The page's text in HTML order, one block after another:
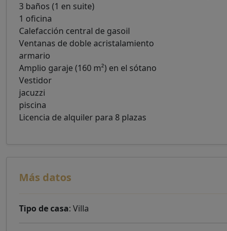
3 baños (1 en suite)
1 oficina
Calefacción central de gasoil
Ventanas de doble acristalamiento
armario
Amplio garaje (160 m²) en el sótano
Vestidor
jacuzzi
piscina
Licencia de alquiler para 8 plazas
Más datos
Tipo de casa: Villa